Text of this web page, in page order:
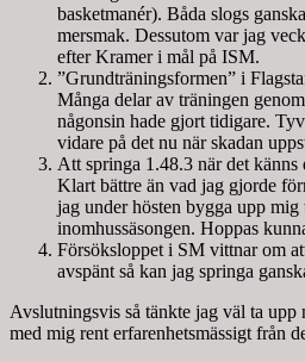
basketmanér). Båda slogs
mersmak. Dessutom var jag
efter Kramer i mål på ISM.
”Grundträningsformen” i
Många delar av träningen
någonsin hade gjort tidigare.
vidare på det nu när skadan
Att springa 1.48.3 när det känns
Klart bättre än vad jag gjorde
jag under hösten bygga upp
inomhussäsongen. Hoppas
Försöksloppet i SM vittnar om
avspänt så kan jag springa
Avslutningsvis så tänkte jag väl ta upp
med mig rent erfarenhetsmässigt från